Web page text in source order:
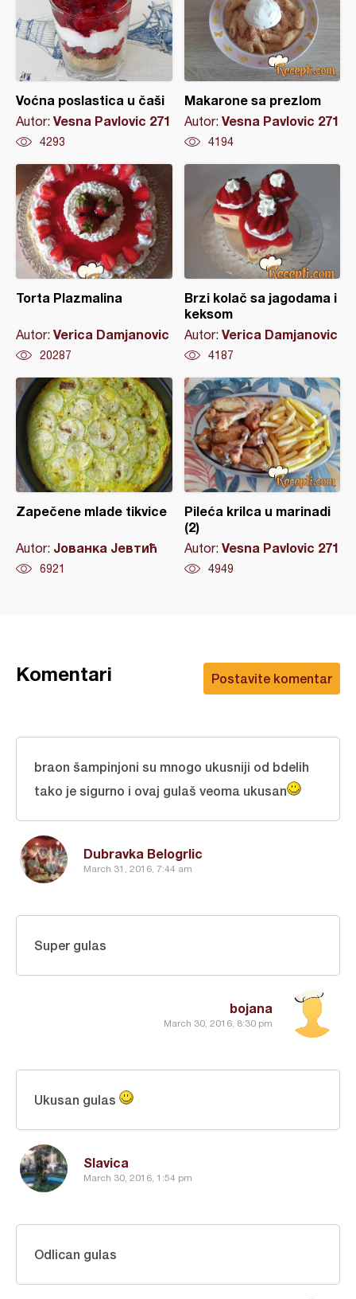
Voćna poslastica u čaši
Autor: Vesna Pavlovic 271
4293
Makarone sa prezlom
Autor: Vesna Pavlovic 271
4194
Torta Plazmalina
Autor: Verica Damjanovic
20287
Brzi kolač sa jagodama i
keksom
Autor: Verica Damjanovic
4187
Zapečene mlade tikvice
Autor: Јованка Јевтић
6921
Pileća krilca u marinadi
(2)
Autor: Vesna Pavlovic 271
4949
Postavite komentar
Komentari
Dubravka Belogrlic
March 31, 2016, 7:44 am
braon šampinjoni su mnogo ukusniji od bdelih
tako je sigurno i ovaj gulaš veoma ukusan
bojana
March 30, 2016, 8:30 pm
Super gulas
Slavica
March 30, 2016, 1:54 pm
Ukusan gulas
Odlican gulas